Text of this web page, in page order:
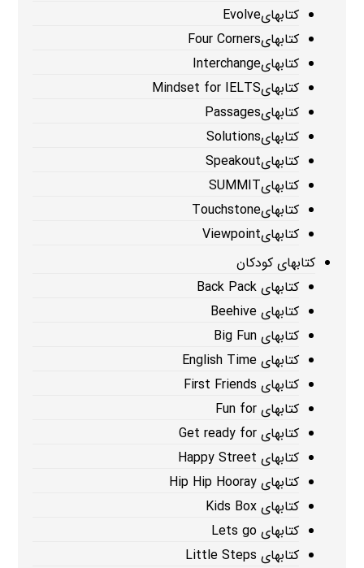
کتابهایEvolve
کتابهایFour Corners
کتابهایInterchange
کتابهایMindset for IELTS
کتابهایPassages
کتابهایSolutions
کتابهایSpeakout
کتابهایSUMMIT
کتابهایTouchstone
کتابهایViewpoint
کتابهای کودکان
کتابهای Back Pack
کتابهای Beehive
کتابهای Big Fun
کتابهای English Time
کتابهای First Friends
کتابهای Fun for
کتابهای Get ready for
کتابهای Happy Street
کتابهای Hip Hip Hooray
کتابهای Kids Box
کتابهای Lets go
کتابهای Little Steps